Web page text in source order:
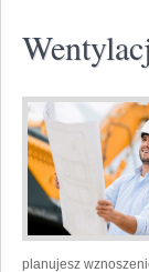
planujesz